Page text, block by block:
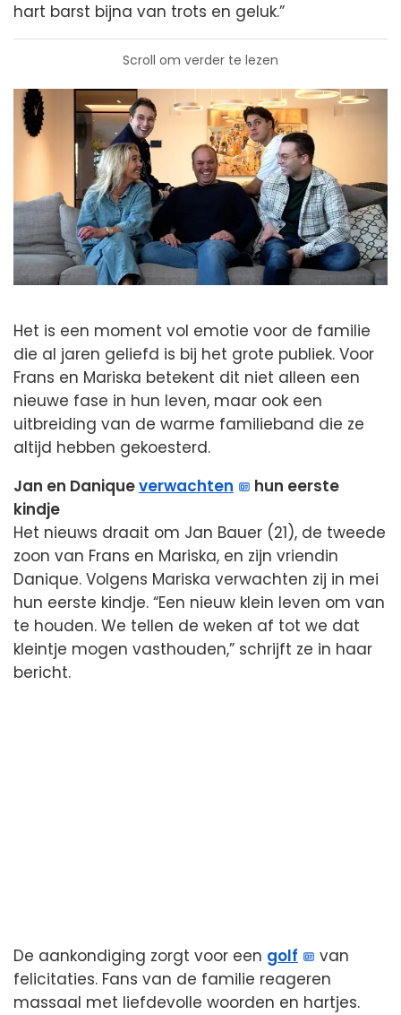
hart barst bijna van trots en geluk.”
Scroll om verder te lezen
Het is een moment vol emotie voor de familie
die al jaren geliefd is bij het grote publiek. Voor
Frans en Mariska betekent dit niet alleen een
nieuwe fase in hun leven, maar ook een
uitbreiding van de warme familieband die ze
altijd hebben gekoesterd.
Jan en Daniqueverwachten
hun eerste
kindje
Het nieuws draait om Jan Bauer (21), de tweede
zoon van Frans en Mariska, en zijn vriendin
Danique. Volgens Mariska verwachten zij in mei
hun eerste kindje. “Een nieuw klein leven om van
te houden. We tellen de weken af tot we dat
kleintje mogen vasthouden,” schrijft ze in haar
bericht.
De aankondiging zorgt voor een golf
van
felicitaties. Fans van de familie reageren
massaal met liefdevolle woorden en hartjes.